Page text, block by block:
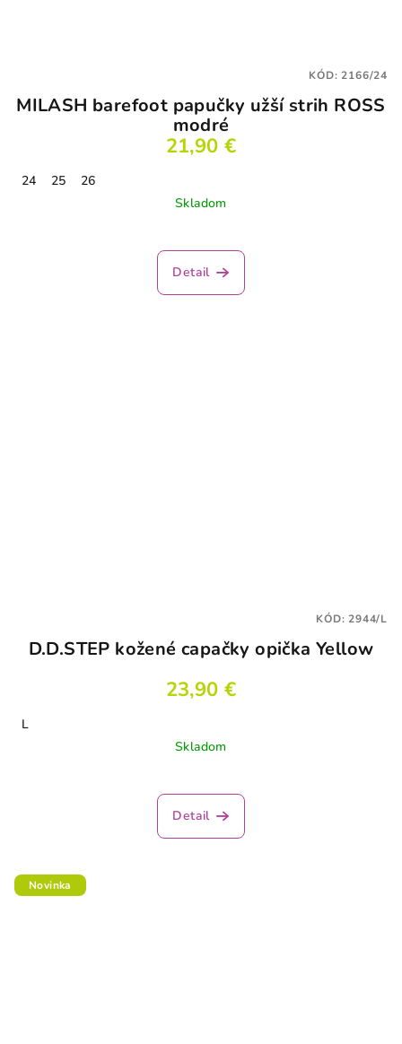
MILASH barefoot papučky užší strih ROSS
modré
21,90 €
24 25
26
Skladom
Detail
KÓD:2166/24
D.D.STEP kožené capačky opička Yellow
23,90 €
L
Skladom
Detail
KÓD:2944/L
Novinka